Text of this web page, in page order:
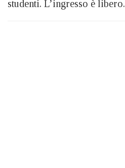
studenti. L’ingresso è libero.